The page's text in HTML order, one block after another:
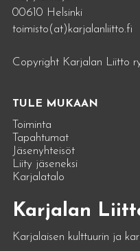
00610 Helsinki
toimisto(at)karjalanliitto.fi
Copyright Karjalan Liitto
TULE MUKAAN
Toiminta
Tapahtumat
Jäsenyhteisöt
Liity jäseneksi
Karjalatalo
Karjalan
Karjalaisen kulttuurin ja